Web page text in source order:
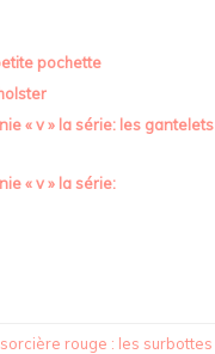
pochette
« v » la série: les gantelets
« v » la série:
rouge : les surbottes